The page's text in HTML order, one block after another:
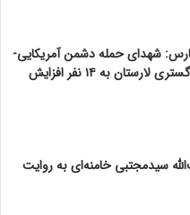
شهدای حمله دشمن آمریکایی-
صهیونیستی به دادگستری لارستان به ۱۴ نفر افزایش
سیدمجتبی خامنه‌ای به روایت